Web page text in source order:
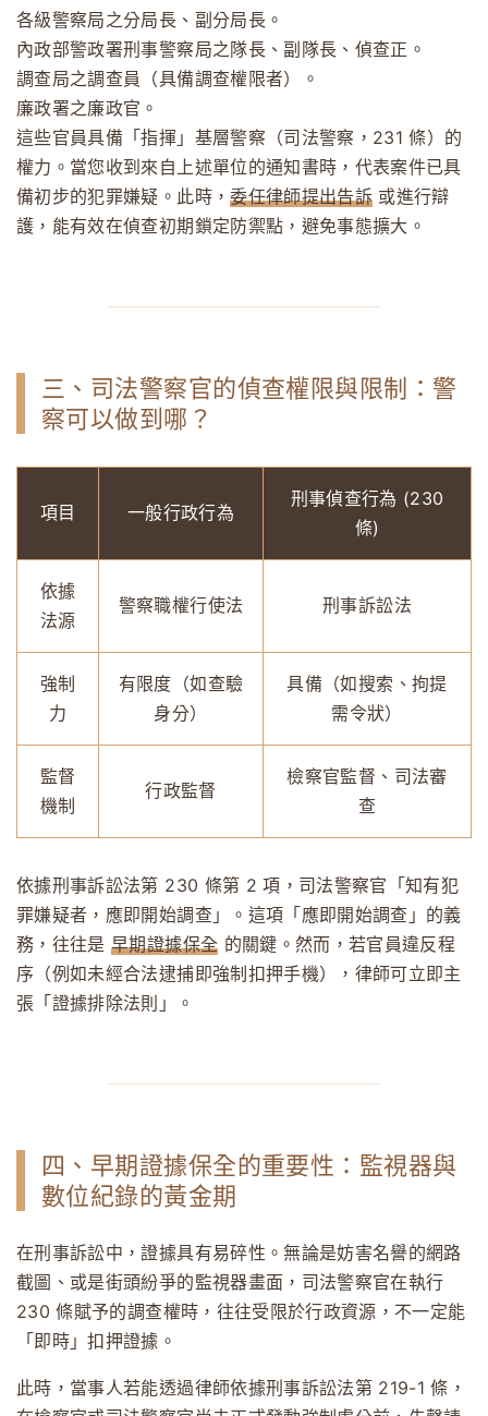
各級警察局之分局長、副分局長。
內政部警政署刑事警察局之隊長、副隊長、偵查正。
調查局之調查員（具備調查權限者）。
廉政署之廉政官。
這些官員具備「指揮」基層警察（司法警察，231 條）的
權力。當您收到來自上述單位的通知書時，代表案件已具
備初步的犯罪嫌疑。此時，委任律師提出告訴 或進行辯
護，能有效在偵查初期鎖定防禦點，避免事態擴大。
三、司法警察官的偵查權限與限制：警
察可以做到哪？
項目 一般行政行為
刑事偵查行為 (230
條)
依據
法源
警察職權行使法 刑事訴訟法
強制
力
有限度（如查驗
身分）
具備（如搜索、拘提
需令狀）
監督
機制
行政監督
檢察官監督、司法審
查
依據刑事訴訟法第 230 條第 2 項，司法警察官「知有犯
罪嫌疑者，應即開始調查」。這項「應即開始調查」的義
務，往往是早期證據保全 的關鍵。然而，若官員違反程
序（例如未經合法逮捕即強制扣押手機），律師可立即主
張「證據排除法則」。
四、早期證據保全的重要性：監視器與
數位紀錄的黃金期
在刑事訴訟中，證據具有易碎性。無論是妨害名譽的網路
截圖、或是街頭紛爭的監視器畫面，司法警察官在執行
230 條賦予的調查權時，往往受限於行政資源，不一定能
「即時」扣押證據。
此時，當事人若能透過律師依據刑事訴訟法第 219-1 條，